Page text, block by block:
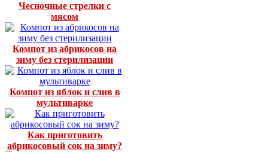
Чесночные стрелки с
мясом
Компот из абрикосов на
зиму без стерилизации
Компот из яблок и слив в
мультиварке
Как приготовить
абрикосовый сок на зиму?